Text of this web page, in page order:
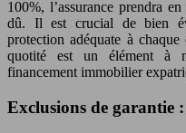
100%, l’assurance prendra
dû. Il est crucial de bien
protection adéquate à
quotité est un élément à
financement immobilier
Exclusions de garantie